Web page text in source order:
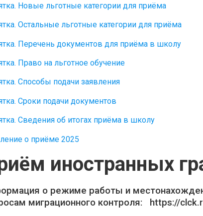
Новые льготные категории для приёма
Остальные льготные категории для приёма
Перечень документов для приёма в школу
Право на льготное обучение
Способы подачи заявления
Сроки подачи документов
Сведения об итогах приёма в школу
о приёме 2025
иностранных
о режиме работы и
миграционного контроля: https://